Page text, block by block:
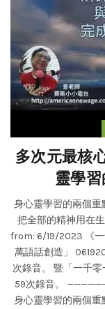
多次元最核
靈學
身心靈學習的兩個重
把全部的精神用在
from: 6/19/2023 《
萬語話創造」
次錄音。 暨「一千
59次錄音。
身心靈學習的兩個重